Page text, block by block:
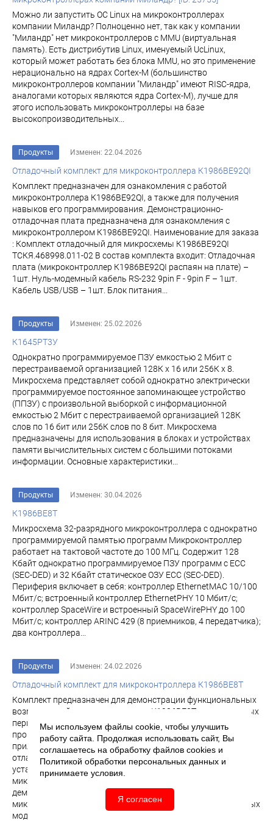
Можно ли запустить ОС Linux на микроконтроллерах
компании Миландр? Полноценно нет, так как у компании
"Миландр" нет микроконтроллеров с MMU (виртуальная
память). Есть дистрибутив Linux, именуемый UcLinux,
который может работать без блока MMU, но это применение
нерационально на ядрах Cortex-M (большинство
микроконтроллеров компании "Миландр" имеют RISC-ядра,
аналогами которых являются ядра Cortex-M), лучше для
этого использовать микроконтроллеры на базе
высокопроизводительных...
Продукты Изменен: 22.04.2026
Отладочный комплект для микроконтроллера К1986ВЕ92QI
Комплект предназначен для ознакомления с работой
микроконтроллера К1986ВЕ92QI, а также для получения
навыков его программирования. Демонстрационно-
отладочная плата предназначена для ознакомления с
микроконтроллером К1986ВЕ92QI. Наименование для заказа
: Комплект отладочный для микросхемы К1986ВЕ92QI
ТСКЯ.468998.011-02 В состав комплекта входит: Отладочная
плата (микроконтроллер К1986ВЕ92QI распаян на плате) –
1шт. Нуль-модемный кабель RS-232 9pin F - 9pin F – 1шт.
Кабель USB/USB – 1шт. Блок питания...
Продукты Изменен: 25.02.2026
К1645РТ3У
Однократно программируемое ПЗУ емкостью 2 Мбит с
перестраиваемой организацией 128К х 16 или 256К х 8.
Микросхема представляет собой однократно электрически
программируемое постоянное за­поминающее устройство
(ППЗУ) с произвольной выборкой с информационной
емкостью 2 Мбит с пе­рестраиваемой организацией 128К
слов по 16 бит или 256К слов по 8 бит. Микросхема
предназначены для использования в блоках и устройствах
памя­ти вычислительных систем с большими потоками
информации. Основные характеристики...
Продукты Изменен: 30.04.2026
К1986ВЕ8Т
Микросхема 32-разрядного микроконтроллера с однократно
программируемой памятью программ Микроконтроллер
работает на тактовой частоте до 100 МГц. Содержит 128
Кбайт однократно программируемое ПЗУ программ c ECC
(SEC-DED) и 32 Кбайт статическое ОЗУ ECC (SEC-DED).
Периферия включает в себя: контроллер EthernetMAC 10/100
Мбит/с; встроенный контроллер EthernetPHY 10 Мбит/с;
контроллер SpaceWire и встроенный SpaceWirePHY до 100
Мбит/с; контроллер ARINC 429 (8 приемников, 4 передатчика);
два контроллера...
Продукты Изменен: 24.02.2026
Отладочный комплект для микроконтроллера К1986ВЕ8Т
Комплект предназначен для демонстрации функциональных
возможностей микроконтроллера К1986ВЕ8Т и его основных
периферийных модулей, начальному обучению
программирования микроконтроллера с помощью
прилагаемой демонстрационной программы, а также
отладки собственных проектов с применением
установленных на плате блоков. Отладочный комплект для
микроконтроллера К1986ВЕ8Т Комплект предназначен для
демонстрации функциональных возможностей
микроконтроллера К1986ВЕ8Т и его основных периферийных
модулей...
Мы используем файлы cookie, чтобы улучшить
работу сайта. Продолжая использовать сайт, Вы
соглашаетесь на обработку файлов cookies и
Политикой обработки персональных данных и
принимаете условия.
Я согласен